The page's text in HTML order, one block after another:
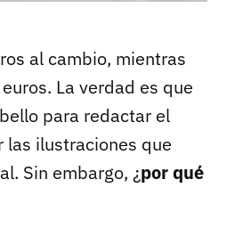
al cambio, mientras
La verdad es que
para redactar el
las ilustraciones que
Sin embargo, ¿por qué